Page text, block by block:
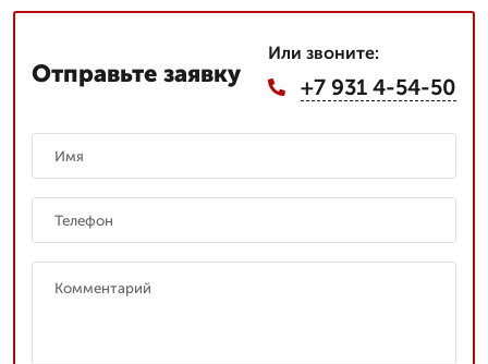
Отправьте заявку
Или звоните:
+7 931 4-54-50